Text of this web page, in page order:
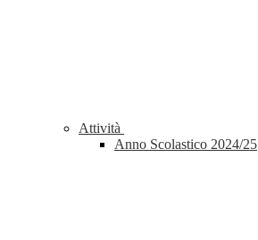
Attività
Anno Scolastico 2024/25